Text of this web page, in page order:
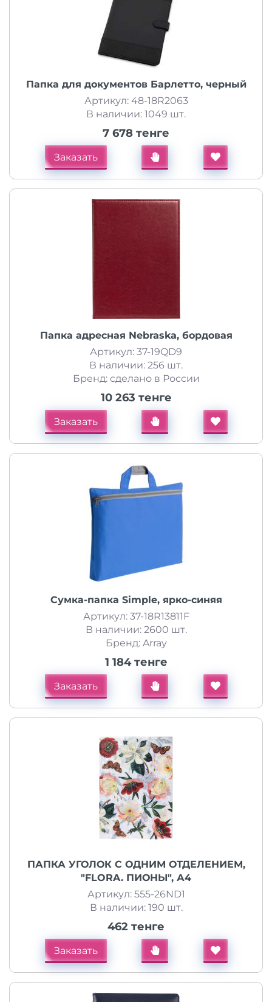
Папка для документов Барлетто, черный
Артикул: 48-18R2063
В наличии: 1049 шт.
7 678 тенге
Заказать
Папка адресная Nebraska, бордовая
Артикул: 37-19QD9
В наличии: 256 шт.
Бренд: сделано в России
10 263 тенге
Заказать
Сумка-папка Simple, ярко-синяя
Артикул: 37-18R13811F
В наличии: 2600 шт.
Бренд: Array
1 184 тенге
Заказать
ПАПКА УГОЛОК С ОДНИМ ОТДЕЛЕНИЕМ,
"FLORA. ПИОНЫ", А4
Артикул: 555-26ND1
В наличии: 190 шт.
462 тенге
Заказать